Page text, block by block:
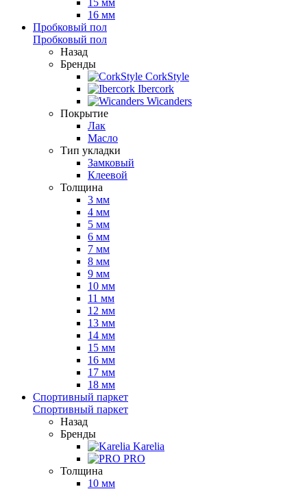
15 мм
16 мм
Пробковый пол
Пробковый пол
Назад
Бренды
CorkStyle
Ibercork
Wicanders
Покрытие
Лак
Масло
Тип укладки
Замковый
Клеевой
Толщина
3 мм
4 мм
5 мм
6 мм
7 мм
8 мм
9 мм
10 мм
11 мм
12 мм
13 мм
14 мм
15 мм
16 мм
17 мм
18 мм
Спортивный паркет
Спортивный паркет
Назад
Бренды
Karelia
PRO
Толщина
10 мм